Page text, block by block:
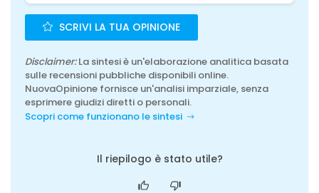
SCRIVI LA TUA OPINIONE
Disclaimer:La sintesi è un'elaborazione analitica basata
sulle recensioni pubbliche disponibili online.
NuovaOpinione fornisce un'analisi imparziale, senza
esprimere giudizi diretti o personali.
Scopri come funzionano le sintesi
Il riepilogo è stato utile?